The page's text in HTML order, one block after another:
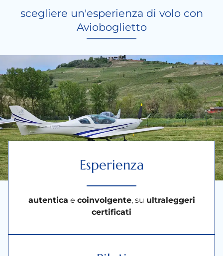
scegliere un'esperienza di volo con
Avioboglietto
Esperienza
autentica e coinvolgente, su ultraleggeri
certificati